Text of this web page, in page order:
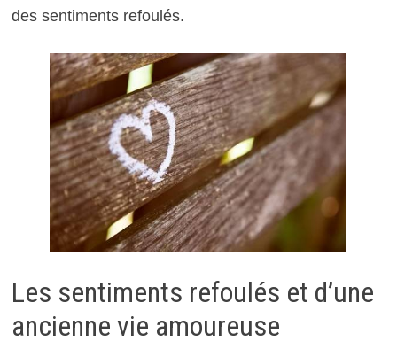
des sentiments refoulés.
Les sentiments refoulés et d’une
ancienne vie amoureuse